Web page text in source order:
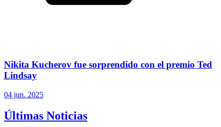
Nikita Kucherov fue sorprendido con el premio Ted
Lindsay
04 jun. 2025
Últimas Noticias